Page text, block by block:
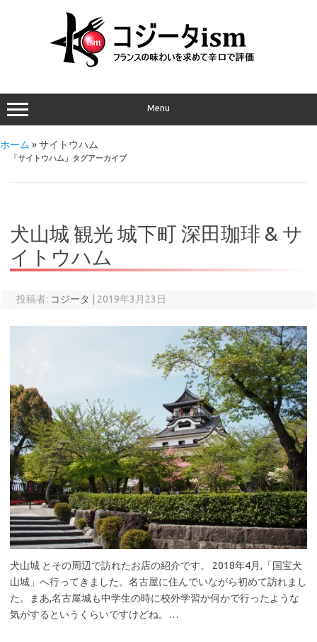
Menu
ホーム »サイトウハム
「サイトウハム 」タグアーカイブ
犬山城 観光 城下町 深田珈琲 & サ
イトウハム
投稿者: コジータ 2019年3月23日
犬山城 とその周辺で訪れたお店の紹介です。 2018年4月,「国宝犬
山城」へ行ってきました。名古屋に住んでいながら初めて訪れまし
た。まあ,名古屋城も中学生の時に校外学習か何かで行ったような
気がするというくらいですけどね。…